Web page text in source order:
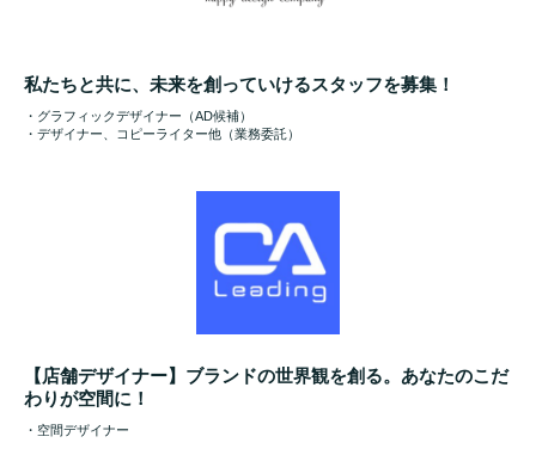
私たちと共に、未来を創っていけるスタッフを募集！
・グラフィックデザイナー（AD候補）
・デザイナー、コピーライター他（業務委託）
【店舗デザイナー】ブランドの世界観を創る。あなたのこだ
わりが空間に！
・空間デザイナー